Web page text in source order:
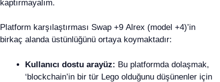
kaptırmayalım.
Platform karşılaştırması Swap +9 Alrex (model +4)’in
birkaç alanda üstünlüğünü ortaya koymaktadır:
Kullanıcı dostu arayüz: Bu platformda dolaşmak,
‘blockchain’in bir tür Lego olduğunu düşünenler için